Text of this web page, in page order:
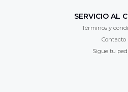
SERVICIO AL
Términos y
Contacto
Sigue tu